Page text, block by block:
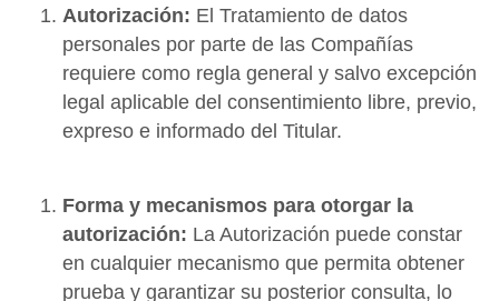
Autorización: El Tratamiento de datos
personales por parte de las Compañías
requiere como regla general y salvo excepción
legal aplicable del consentimiento libre, previo,
expreso e informado del Titular.
Forma y mecanismos para otorgar la
autorización: La Autorización puede constar
en cualquier mecanismo que permita obtener
prueba y garantizar su posterior consulta, lo